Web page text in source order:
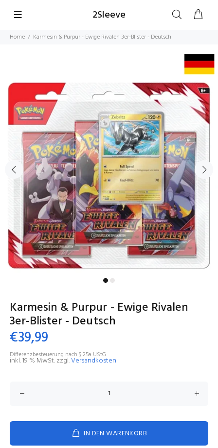
2Sleeve
Home Karmesin & Purpur - Ewige Rivalen 3er-Blister - Deutsch
Karmesin & Purpur - Ewige Rivalen
3er-Blister - Deutsch
€39,99
Differenzbesteuerung nach § 25a UStG
inkl. 19 % MwSt. zzgl.Versandkosten
IN DEN WARENKORB